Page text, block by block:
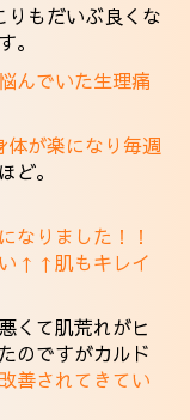
りもだいぶ良くな
。
んでいた生理痛
体が楽になり毎週
ほど。
なりました！！
い↑↑肌もキレイ
くて肌荒れがヒ
のですがカルド
善されてきてい